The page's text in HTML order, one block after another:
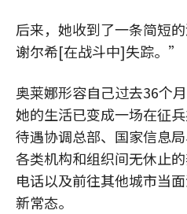
后来，她收到了一条简短
谢尔希[在战斗中]失踪。”
奥莱娜形容自己过去36个
她的生活已变成一场在征
待遇协调总部、国家信息
各类机构和组织间无休止
电话以及前往其他城市当
新常态。